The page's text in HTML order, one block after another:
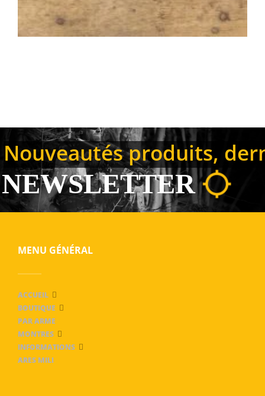
Nouveautés produits,
NEWSLETTER
MENU GÉNÉRAL
ACCUEIL
BOUTIQUE
PAR ARME
MONTRES
INFORMATIONS
ARES MILI